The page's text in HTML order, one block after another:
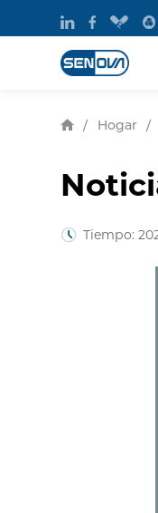
/ Hogar /
Tiempo: